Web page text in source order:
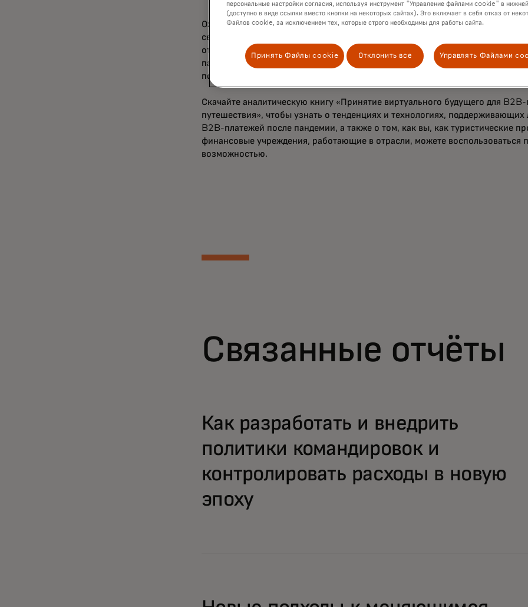
Ожидается, что туристическая индустрия переживёт значительный рост
сейчас проводится переоценка B2B-платежных процессов, лежащих в их
открытием туристических коридоров по всему миру возникает потребность
партнерствах по оплате поездок, которые позволят сложной сети
поставщиков сектора взаимодействовать.
Скачайте аналитическую книгу «Принятие виртуального будущего для
путешествия», чтобы узнать о тенденциях и технологиях,
B2B-платежей после пандемии, а также о том, как вы, как туристические
финансовые учреждения, работающие в отрасли, можете воспользоваться
возможностью.
Связанные отчёты
Как разработать и внедрить
политики командировок и
контролировать расходы в новую
эпоху
персональные настройки согласия, используя инструмент "Управление файлами cookie" в
(доступно в виде ссылки вместо кнопки на некоторых сайтах). Это включает в себя отказ от
Файлов cookie, за исключением тех, которые строго необходимы для работы сайта.
Принять Файлы cookie Отклонить все Управлять Файлами